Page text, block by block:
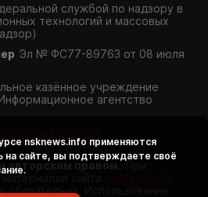
службой по надзору в
технологий и массовых
Эл № ФС77-89763 от 08 июля
казённое учреждение
агентство
авторским правом. При
сайта
обязательна. Использование
nsknews.info применяются
на сайте, вы подтверждаете своё